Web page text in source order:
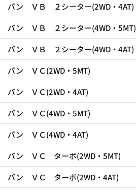
バン ＶＢ ２シーター(2WD・4AT)
バン ＶＢ ２シーター(4WD・5MT)
バン ＶＢ ２シーター(4WD・4AT)
バン ＶＣ(2WD・5MT)
バン ＶＣ(2WD・4AT)
バン ＶＣ(4WD・5MT)
バン ＶＣ(4WD・4AT)
バン ＶＣ ターボ(2WD・5MT)
バン ＶＣ ターボ(2WD・4AT)